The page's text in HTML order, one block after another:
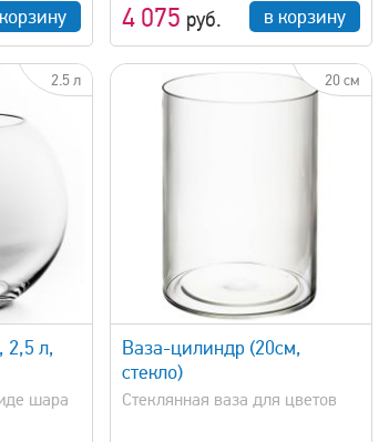
4 075 руб. в корзину
2.5 л
л,
шара
20 см
Ваза-цилиндр (20см,
стекло)
Стеклянная ваза для цветов
быстрый просмотр